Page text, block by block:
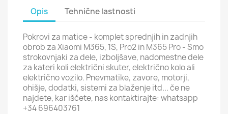
Opis Tehnične lastnosti
Pokrovi za matice - komplet sprednjih in zadnjih
obrob za Xiaomi M365, 1S, Pro2 in M365 Pro - Smo
strokovnjaki za dele, izboljšave, nadomestne dele
za kateri koli električni skuter, električno kolo ali
električno vozilo. Pnevmatike, zavore, motorji,
ohišje, dodatki, sistemi za blaženje itd... če ne
najdete, kar iščete, nas kontaktirajte: whatsapp
+34 696403761